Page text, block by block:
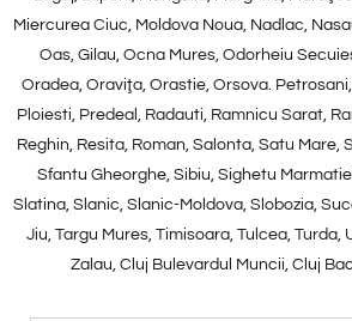
Miercurea Ciuc, Moldova Noua, Nadlac,
Oas, Gilau, Ocna Mures, Odorheiu
Oradea, Oraviţa, Orastie, Orsova.
Ploiesti, Predeal, Radauti, Ramnicu Sarat,
Reghin, Resita, Roman, Salonta, Satu Mare,
Sfantu Gheorghe, Sibiu, Sighetu
Slatina, Slanic, Slanic-Moldova, Slobozia,
Jiu, Targu Mures, Timisoara, Tulcea, Turda,
Zalau, Cluj Bulevardul Muncii, Cluj